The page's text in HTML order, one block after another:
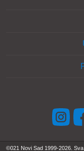
©021 Novi Sad 1999-2026.